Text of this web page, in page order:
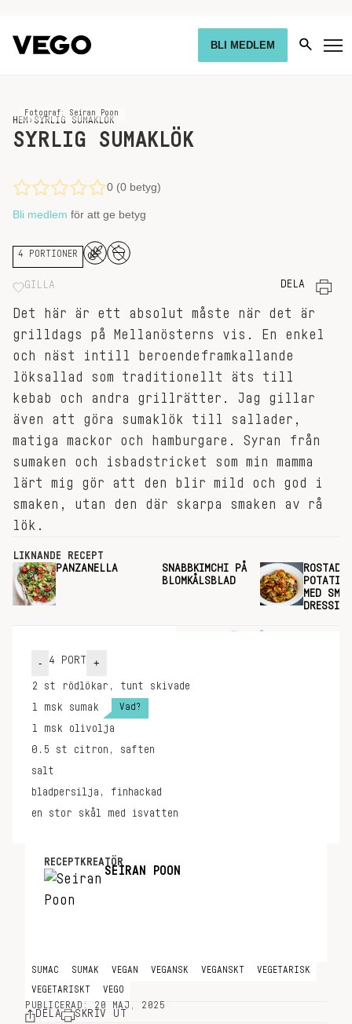
BLI MEDLEM
HEM › SYRLIG SUMAKLÖK
Fotograf: Seiran Poon
SYRLIG SUMAKLÖK
0 (0 betyg)
Bli medlem för att ge betyg
4 PORTIONER
GILLA DELA
Det här är ett absolut måste när det är
grilldags på Mellanösterns vis. En enkel
och näst intill beroendeframkallande
löksallad som traditionellt äts till
kebab och andra grillrätter. Jag gillar
även att göra sumaklök till sallader,
matiga mackor och hamburgare. Syran från
sumaken och isbadstricket som min mamma
lärt mig gör att den blir mild och god i
smaken, utan den där skarpa smaken av rå
lök.
LIKNANDE RECEPT
PANZANELLA
SNABBKIMCHI PÅ
BLOMKÅLSBLAD
ROSTAD
MED
DRESSING
- 4 PORT +
2 st
rödlökar, tunt skivade
1 msk sumak Vad?
1 msk
olivolja
0.5 st
citron, saften
salt
bladpersilja, finhackad
en stor skål med isvatten
RECEPTKREATÖR
SEIRAN POON
SUMAC SUMAK VEGAN VEGANSK VEGANSKT VEGETARISK
VEGETARISKT
VEGO
PUBLICERAD: 20 MAJ, 2025
DELA SKRIV UT